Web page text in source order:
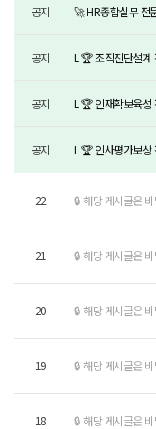
공지
🚀 HR종합실무 전
공지
L 🏆 조직진단설계
공지
L 🏆 인재확보육성
공지
L 🏆 인사평가보상
22 🔒 해당 게시글은
21 🔒 해당 게시글은
20 🔒 해당 게시글은
19 🔒 해당 게시글은
18 🔒 해당 게시글은